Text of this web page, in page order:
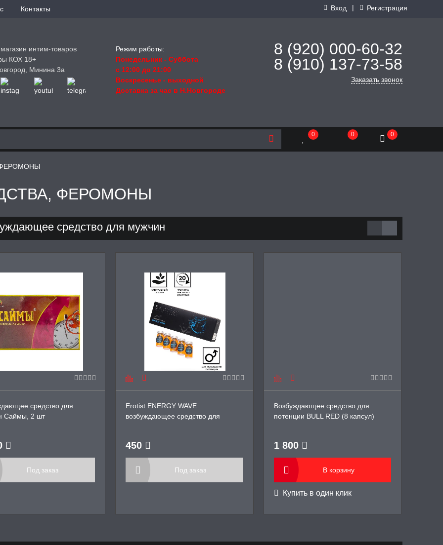
Контакты Вход | Регистрация
интим-товаров
КОХ 18+
Минина 3а
Режим работы:
Понедельник - Суббота
с 12:00 до 21:00
Воскресенье - выходной
Доставка за час в Н.Новгороде
8 (920) 000-60-32
8 (910) 137-73-58
Заказать звонок
0 0 0
ФЕРОМОНЫ
средство для мужчин
средство для
Саймы, 2 шт
Под заказ
Erotist ENERGY WAVE
возбуждающее средство для
450
Под заказ
Возбуждающее средство для
потенции BULL RED (8 капсул)
1 800
В корзину
Купить в один клик